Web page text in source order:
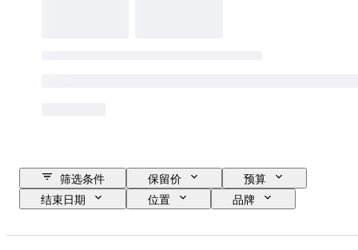
筛选条件 保留价
预算
结束日期
位置
品牌